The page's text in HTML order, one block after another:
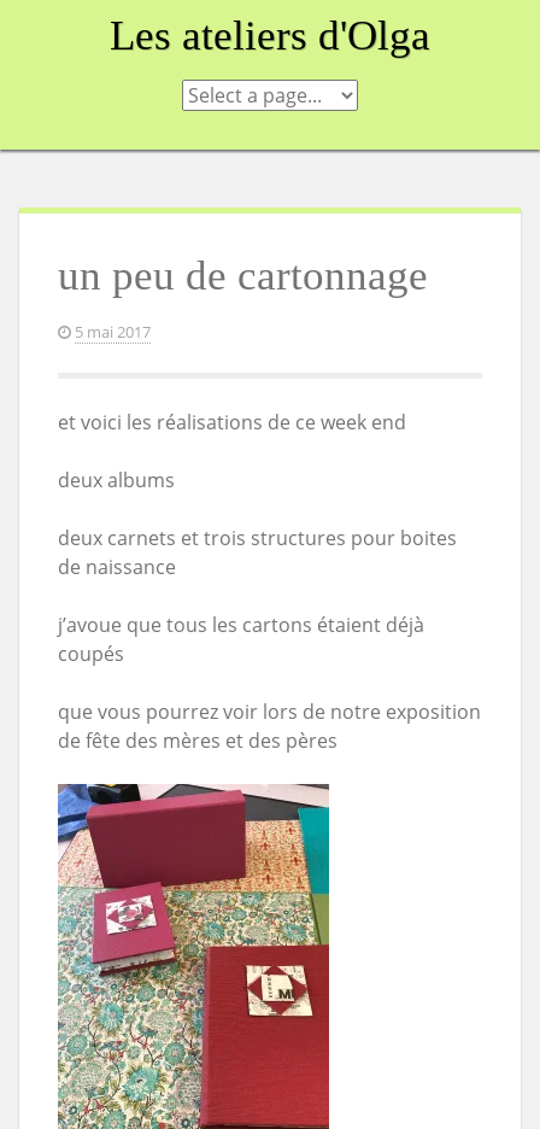
Les ateliers d'Olga
un peu de cartonnage
5 mai 2017
et voici les réalisations de ce week end
deux albums
deux carnets et trois structures pour boites
de naissance
j’avoue que tous les cartons étaient déjà
coupés
que vous pourrez voir lors de notre exposition
de fête des mères et des pères